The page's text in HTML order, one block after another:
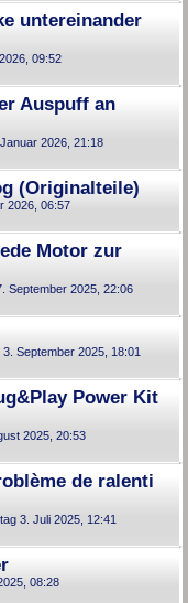
untereinander
09:52
Auspuff an
2026, 21:18
(Originalteile)
2026, 06:57
Motor zur
September 2025, 22:06
September 2025, 18:01
Power Kit
2025, 20:53
de ralenti
3. Juli 2025, 12:41
08:28